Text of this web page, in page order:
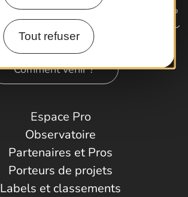
Tout refuser
Comment venir ?
Espace Pro
Observatoire
Partenaires et Pros
Porteurs de projets
Labels et classements